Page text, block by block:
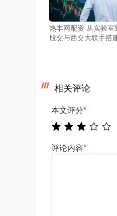
热丰网配资 从实验
股交与西交大联手搭
相关评论
本文评分*
评论内容*